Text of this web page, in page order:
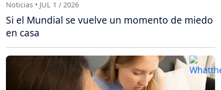
Noticias • JUL 1 / 2026
Si el Mundial se vuelve un momento de miedo
en casa